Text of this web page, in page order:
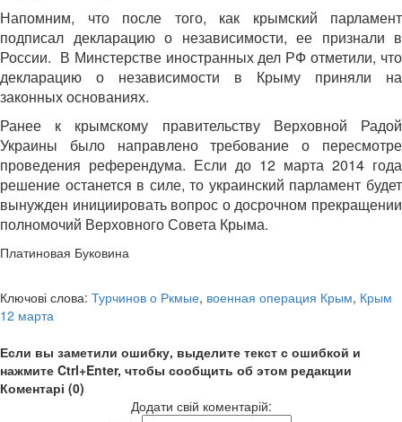
Напомним, что после того, как крымский парламент
подписал декларацию о независимости, ее признали в
России. В Минстерстве иностранных дел РФ отметили, что
декларацию о независимости в Крыму приняли на
законных основаниях.
Ранее к крымскому правительству Верховной Радой
Украины было направлено требование о пересмотре
проведения референдума. Если до 12 марта 2014 года
решение останется в силе, то украинский парламент будет
вынужден инициировать вопрос о досрочном прекращении
полномочий Верховного Совета Крыма.
Платиновая Буковина
Ключові слова: Турчинов о Ркмые, военная операция Крым, Крым
12 марта
Если вы заметили ошибку, выделите текст с ошибкой и
нажмите Ctrl+Enter, чтобы сообщить об этом редакции
Коментарі (0)
Додати свій коментарій: